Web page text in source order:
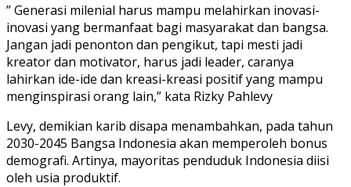
” Generasi milenial harus mampu melahirkan inovasi-
inovasi yang bermanfaat bagi masyarakat dan bangsa.
Jangan jadi penonton dan pengikut, tapi mesti jadi
kreator dan motivator, harus jadi leader, caranya
lahirkan ide-ide dan kreasi-kreasi positif yang mampu
menginspirasi orang lain,” kata Rizky Pahlevy
Levy, demikian karib disapa menambahkan, pada tahun
2030-2045 Bangsa Indonesia akan memperoleh bonus
demografi. Artinya, mayoritas penduduk Indonesia diisi
oleh usia produktif.